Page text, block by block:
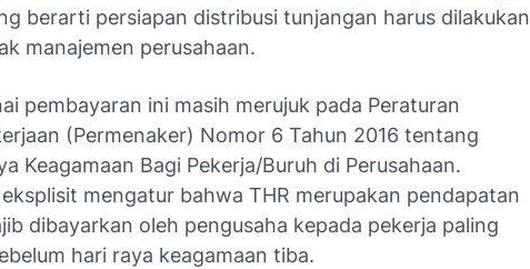
berarti persiapan distribusi tunjangan harus dilakukan
manajemen perusahaan.
pembayaran ini masih merujuk pada Peraturan
(Permenaker) Nomor 6 Tahun 2016 tentang
Keagamaan Bagi Pekerja/Buruh di Perusahaan.
mengatur bahwa THR merupakan pendapatan
dibayarkan oleh pengusaha kepada pekerja paling
hari raya keagamaan tiba.